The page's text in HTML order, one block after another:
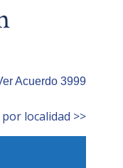
Acuerdo 3999
localidad >>